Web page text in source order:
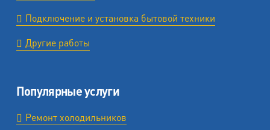
Подключение и установка бытовой техники
Другие работы
Популярные услуги
Ремонт холодильников